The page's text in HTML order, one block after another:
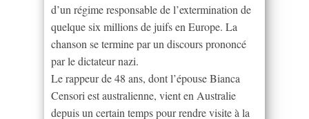
d’un régime responsable de l’extermination de
quelque six millions de juifs en Europe. La
chanson se termine par un discours prononcé
par le dictateur nazi.
Le rappeur de 48 ans, dont l’épouse Bianca
Censori est australienne, vient en Australie
depuis un certain temps pour rendre visite à la